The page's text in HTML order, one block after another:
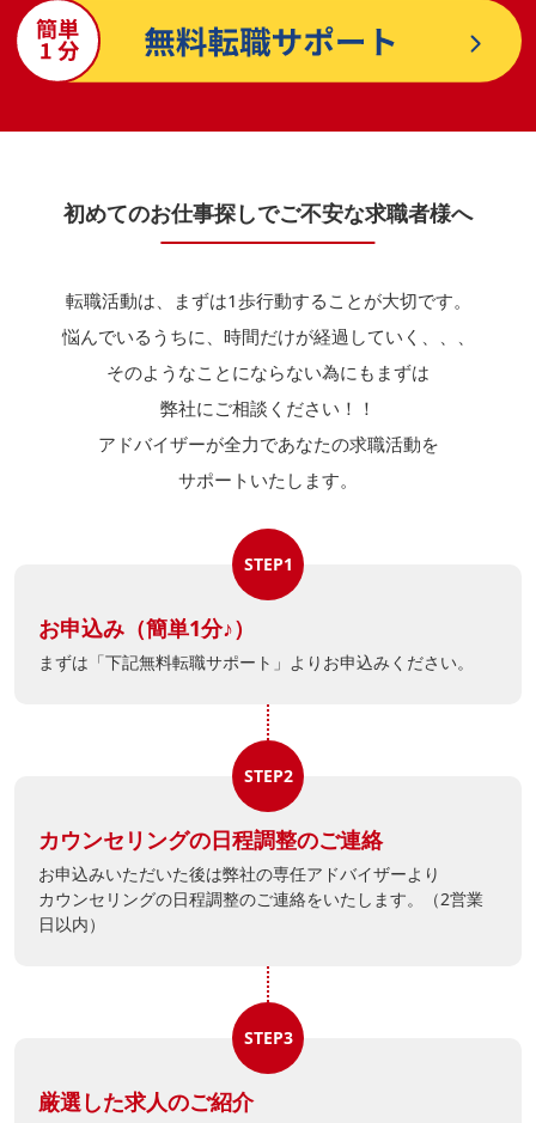
初めてのお仕事探しでご不安な求職者様へ
転職活動は、まずは1歩行動することが大切です。
悩んでいるうちに、時間だけが経過していく、、、
そのようなことにならない為にもまずは
弊社にご相談ください！！
アドバイザーが全力であなたの求職活動を
サポートいたします。
お申込み（簡単1分♪）
まずは「下記無料転職サポート」よりお申込みください。
STEP1
カウンセリングの日程調整のご連絡
お申込みいただいた後は弊社の専任アドバイザーより
カウンセリングの日程調整のご連絡をいたします。（2営業
日以内）
STEP2
厳選した求人のご紹介
STEP3